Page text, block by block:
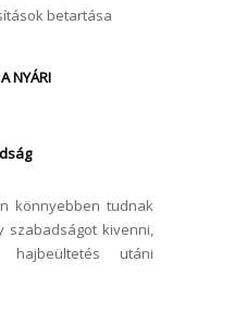
betartása
NYÁRI
könnyebben tudnak
szabadságot kivenni,
utáni